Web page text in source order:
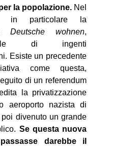
la popolazione. Nel
in particolare la
Deutsche wohnen,
di ingenti
Esiste un precedente
come questa,
di un referendum
la privatizzazione
aeroporto nazista di
poi divenuto un grande
Se questa nuova
darebbe il